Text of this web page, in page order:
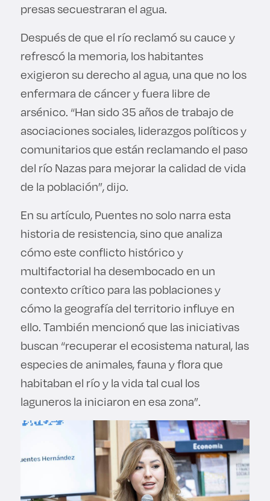
presas secuestraran el agua.
Después de que el río reclamó su cauce y
refrescó la memoria, los habitantes
exigieron su derecho al agua, una que no los
enfermara de cáncer y fuera libre de
arsénico. “Han sido 35 años de trabajo de
asociaciones sociales, liderazgos políticos y
comunitarios que están reclamando el paso
del río Nazas para mejorar la calidad de vida
de la población”, dijo.
En su artículo, Puentes no solo narra esta
historia de resistencia, sino que analiza
cómo este conflicto histórico y
multifactorial ha desembocado en un
contexto crítico para las poblaciones y
cómo la geografía del territorio influye en
ello. También mencionó que las iniciativas
buscan “recuperar el ecosistema natural, las
especies de animales, fauna y flora que
habitaban el río y la vida tal cual los
laguneros la iniciaron en esa zona”.